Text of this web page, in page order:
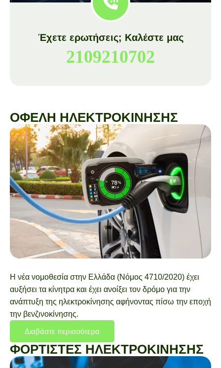
Έχετε ερωτήσεις; Καλέστε μας
2109210702
ΟΦΕΛΗ ΗΛΕΚΤΡΟΚΙΝΗΣΗΣ
Η νέα νομοθεσία στην Ελλάδα (Νόμος 4710/2020) έχει
αυξήσει τα κίνητρα και έχει ανοίξει τον δρόμο για την
ανάπτυξη της ηλεκτροκίνησης αφήνοντας πίσω την εποχή
την βενζινοκίνησης.
Διαβάστε περισσότερα
ΦΟΡΤΙΣΤΕΣ ΗΛΕΚΤΡΟΚΙΝΗΣΗΣ